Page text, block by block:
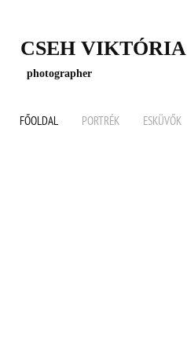
CSEH VIKTÓRIA
photographer
FŐOLDAL PORTRÉK ESKÜVŐK